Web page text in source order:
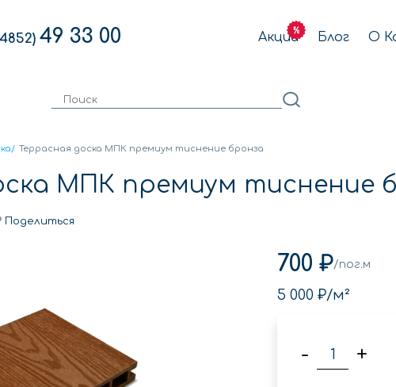
49 33 00 Акции Блог О
/ Террасная доска МПК премиум тиснение бронза
МПК премиум тиснение
Поделиться
700 ₽/пог.м
5 000 ₽/м²
- +